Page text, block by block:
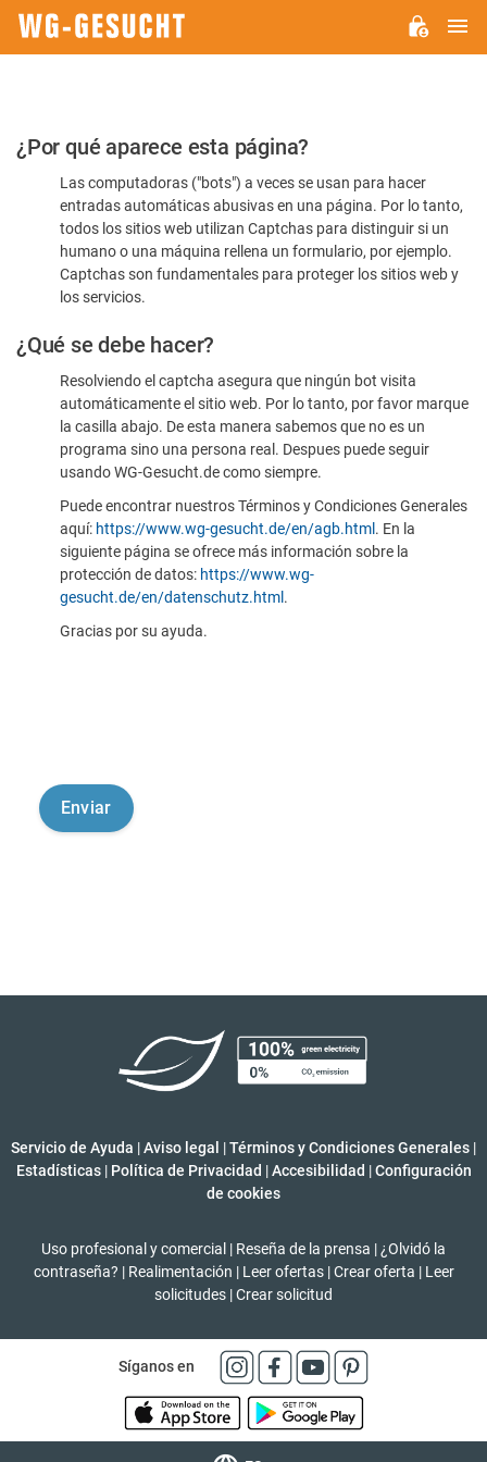
Por
favor,
confirme
humano
¿Por qué aparece esta página?
Las computadoras ("bots") a veces se usan para hacer
entradas automáticas abusivas en una página. Por lo tanto,
todos los sitios web utilizan Captchas para distinguir si un
humano o una máquina rellena un formulario, por ejemplo.
Captchas son fundamentales para proteger los sitios web y
los servicios.
¿Qué se debe hacer?
Resolviendo el captcha asegura que ningún bot visita
automáticamente el sitio web. Por lo tanto, por favor marque
la casilla abajo. De esta manera sabemos que no es un
programa sino una persona real. Despues puede seguir
usando WG-Gesucht.de como siempre.
Puede encontrar nuestros Términos y Condiciones Generales
aquí: https://www.wg-gesucht.de/en/agb.html . En la
siguiente página se ofrece más información sobre la
protección de datos: https://www.wg-
gesucht.de/en/datenschutz.html .
Gracias por su ayuda.
Servicio de Ayuda |Aviso legal |Términos y Condiciones Generales |
Estadísticas | Política de Privacidad | Accesibilidad | Configuración
de cookies
Uso profesional y comercial | Reseña de la prensa | ¿Olvidó la
contraseña? | Realimentación | Leer ofertas | Crear oferta | Leer
solicitudes |Crear solicitud
Síganos en